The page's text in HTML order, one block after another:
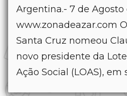
Argentina.- 7 de Agosto
www.zonadeazar.com
Santa Cruz nomeou
novo presidente da
Ação Social (LOAS), em